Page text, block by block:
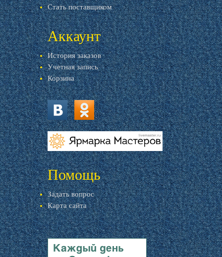
Стать поставщиком
Аккаунт
История заказов
Учетная запись
Корзина
vk.com ok.ru
livemaster.ru
Помощь
Задать вопрос
Карта сайта